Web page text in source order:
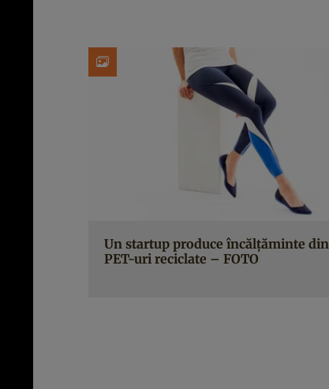
Un startup produce încălţăminte din
PET-uri reciclate – FOTO